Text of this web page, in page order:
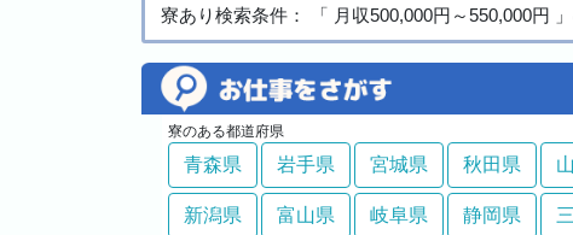
寮あり検索条件： 「 月収500,000円～550,000円
寮のある都道府県
青森県 岩手県 宮城県 秋田県
新潟県 富山県 岐阜県 静岡県